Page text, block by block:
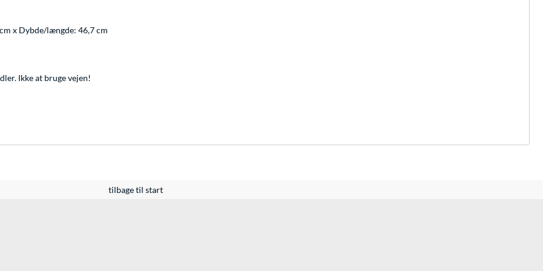
x Dybde/længde: 46,7 cm
Ikke at bruge vejen!
tilbage til start